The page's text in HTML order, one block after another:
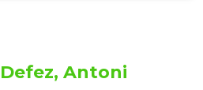
Defez, Antoni